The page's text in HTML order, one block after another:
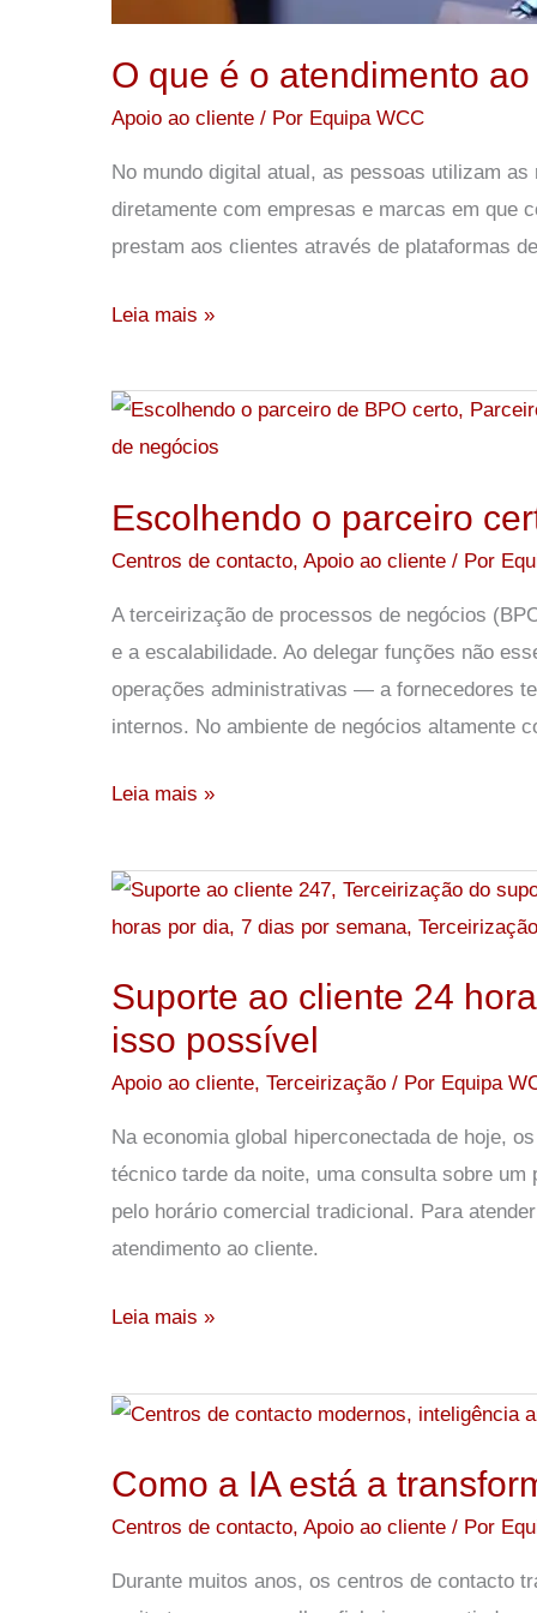
O que é o atendimento
Apoio ao cliente / Por Equipa WCC
No mundo digital atual, as pessoas utilizam
diretamente com empresas e marcas em que
prestam aos clientes através de plataformas
Leia mais »
Escolhendo o parceiro
Centros de contacto,Apoio ao cliente / Por
A terceirização de processos de negócios
e a escalabilidade. Ao delegar funções não
operações administrativas — a fornecedores
internos. No ambiente de negócios altamente
Escolhendo
o
certo
de
Leia mais »
Suporte ao cliente 24
isso possível
Apoio ao cliente,Terceirização / Por Equipa
Na economia global hiperconectada de hoje,
técnico tarde da noite, uma consulta sobre
pelo horário comercial tradicional. Para
atendimento ao cliente.
Suporte
ao
24
horas
por
7
dias
por
semana:
torna
possível
Leia mais »
Como a IA está a
Centros de contacto,Apoio ao cliente / Por
Durante muitos anos, os centros de contacto
Como
IA
está